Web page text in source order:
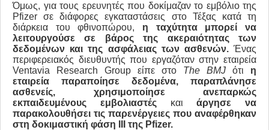
Όμως, για τους ερευνητές που δοκίμαζαν το εμβόλιο της
Pfizer σε διάφορες εγκαταστάσεις στο Τέξας κατά τη
διάρκεια του φθινοπώρου, η ταχύτητα μπορεί να
λειτουργούσε σε βάρος της ακεραιότητας των
δεδομένων και της ασφάλειας των ασθενών.Ένας
περιφερειακός διευθυντής που εργαζόταν στην εταιρεία
Ventavia Research Group είπε στο The BMJ ότι η
εταιρεία παραποίησε δεδομένα,
παραπλάνησε
ασθενείς,
χρησιμοποίησε ανεπαρκώς
εκπαιδευμένους εμβολιαστέςκαιάργησε να
παρακολουθήσει τις παρενέργειες που αναφέρθηκαν
στη δοκιμαστική φάση ΙΙΙ της Pfizer.